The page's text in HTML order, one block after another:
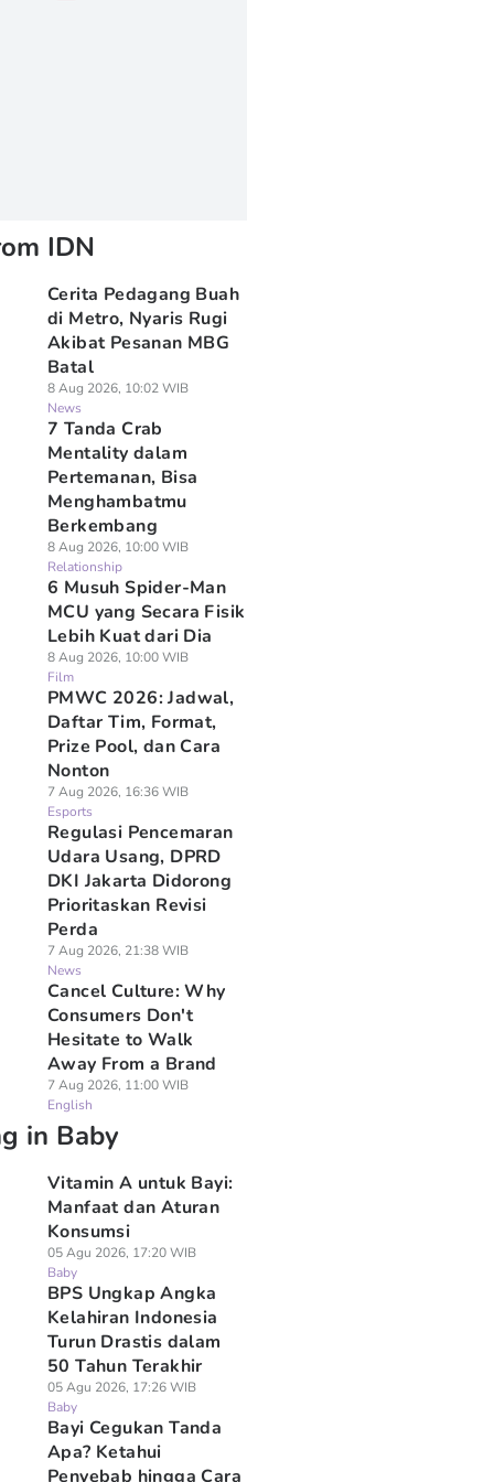
IDN
Cerita Pedagang Buah
di Metro, Nyaris Rugi
Akibat Pesanan MBG
Batal
8 Aug 2026, 10:02 WIB
News
7 Tanda Crab
Mentality dalam
Pertemanan, Bisa
Menghambatmu
Berkembang
8 Aug 2026, 10:00 WIB
Relationship
6 Musuh Spider-Man
MCU yang Secara Fisik
Lebih Kuat dari Dia
8 Aug 2026, 10:00 WIB
Film
PMWC 2026: Jadwal,
Daftar Tim, Format,
Prize Pool, dan Cara
Nonton
7 Aug 2026, 16:36 WIB
Esports
Regulasi Pencemaran
Udara Usang, DPRD
DKI Jakarta Didorong
Prioritaskan Revisi
Perda
7 Aug 2026, 21:38 WIB
News
Cancel Culture: Why
Consumers Don't
Hesitate to Walk
Away From a Brand
7 Aug 2026, 11:00 WIB
English
in Baby
Vitamin A untuk Bayi:
Manfaat dan Aturan
Konsumsi
05 Agu 2026, 17:20 WIB
Baby
BPS Ungkap Angka
Kelahiran Indonesia
Turun Drastis dalam
50 Tahun Terakhir
05 Agu 2026, 17:26 WIB
Baby
Bayi Cegukan Tanda
Apa? Ketahui
Penyebab hingga Cara